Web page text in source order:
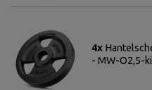
4x
- MW-O2,5-